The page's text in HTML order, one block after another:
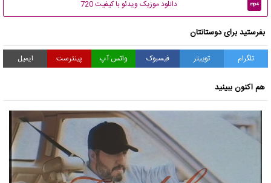
mp4 دانلود موزیک ویدئو با کیفیت 720
بفرستید برای دوستانتان
تلگرام توییتر فیسبوک واتس آپ پینترست ایمیل
هم اکنون ببینید